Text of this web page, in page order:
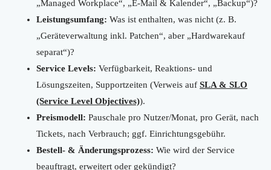
„Managed Workplace“, „E-Mail & Kalender“, „Backup“)?
Leistungsumfang: Was ist enthalten, was nicht (z. B.
„Geräteverwaltung inkl. Patchen“, aber „Hardwarekauf
separat“)?
Service Levels: Verfügbarkeit, Reaktions- und
Lösungszeiten, Supportzeiten (Verweis auf SLA & SLO
(Service Level Objectives)).
Preismodell: Pauschale pro Nutzer/Monat, pro Gerät, nach
Tickets, nach Verbrauch; ggf. Einrichtungsgebühr.
Bestell- & Änderungsprozess: Wie wird der Service
beauftragt, erweitert oder gekündigt?